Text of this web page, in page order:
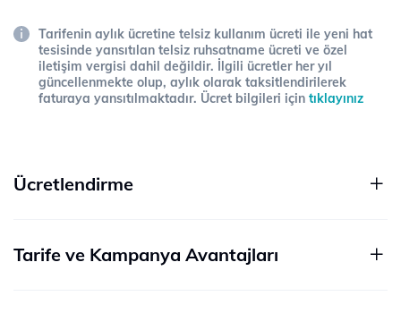
Tarifenin aylık ücretine telsiz kullanım ücreti ile yeni hat
tesisinde yansıtılan telsiz ruhsatname ücreti ve özel
iletişim vergisi dahil değildir. İlgili ücretler her yıl
güncellenmekte olup, aylık olarak taksitlendirilerek
faturaya yansıtılmaktadır. Ücret bilgileri için tıklayınız
Ücretlendirme
Tarife ve Kampanya Avantajları